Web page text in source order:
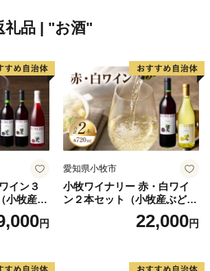
に」「じっくりと」「心をこめて」
発生した東日本大震災．．．．．
東日本大震災に伴う原発事故の影響
んで参りました。
てくださったたくさんの皆様に感謝申
ございます。
でい館 」、子ども達の遊び場「 ふ
礼品 | "お酒"
イン３
小牧産ぶ
円
愛知県小牧市
小牧ワイナリー 赤・白ワイ
ン２本セット（小牧産ぶどう
22,000円